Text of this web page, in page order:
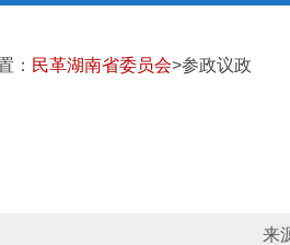
： 民革湖南省委员会>参政议政
来